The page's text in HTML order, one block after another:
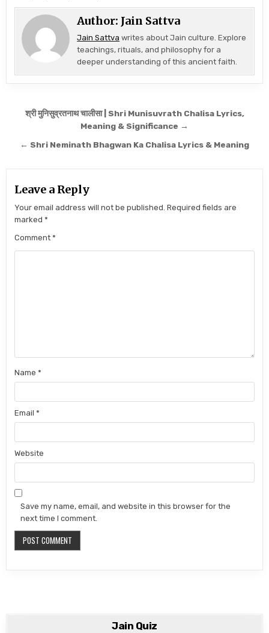
Author: Jain Sattva
Jain Sattva writes about Jain culture. Explore
teachings, rituals, and philosophy for a
deeper understanding of this ancient faith.
Post navigation
श्री मुनिसुव्रतनाथ चालीसा | Shri Munisuvrath Chalisa Lyrics,
Meaning & Significance →
← Shri Neminath Bhagwan Ka Chalisa Lyrics & Meaning
Leave a Reply
Your email address will not be published. Required fields are
marked*
Comment*
Name*
Email*
Website
Save my name, email, and website in this browser for the
next time I comment.
Jain Quiz